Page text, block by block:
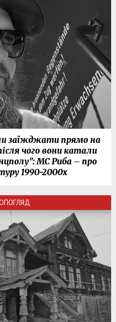
заїжджати прямо на
чого вони катали
МС Риба – про
1990-2000х